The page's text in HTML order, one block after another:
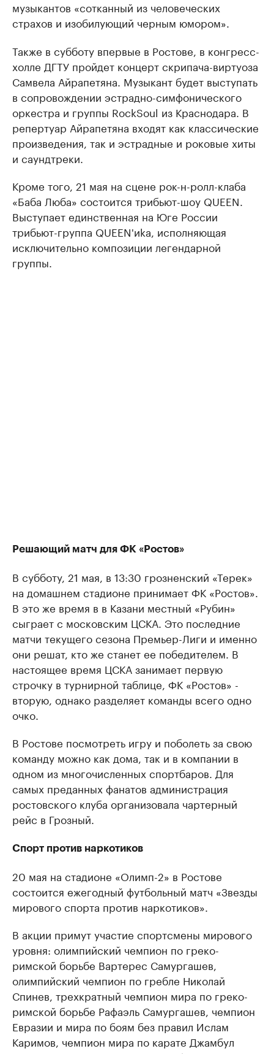
музыкантов «сотканный из человеческих
страхов и изобилующий черным юмором».
Также в субботу впервые в Ростове, в конгресс-
холле ДГТУ пройдет концерт скрипача-виртуоза
Самвела Айрапетяна. Музыкант будет выступать
в сопровождении эстрадно-симфонического
оркестра и группы RockSoul из Краснодара. В
репертуар Айрапетяна входят как классические
произведения, так и эстрадные и роковые хиты
и саундтреки.
Кроме того, 21 мая на сцене рок-н-ролл-клаба
«Баба Люба» состоится трибьют-шоу QUEEN.
Выступает единственная на Юге России
трибьют-группа QUEEN'иkа, исполняющая
исключительно композиции легендарной
группы.
Решающий матч для ФК «Ростов»
В субботу, 21 мая, в 13:30 грозненский «Терек»
на домашнем стадионе принимает ФК «Ростов».
В это же время в в Казани местный «Рубин»
сыграет с московским ЦСКА. Это последние
матчи текущего сезона Премьер-Лиги и именно
они решат, кто же станет ее победителем. В
настоящее время ЦСКА занимает первую
строчку в турнирной таблице, ФК «Ростов» -
вторую, однако разделяет команды всего одно
очко.
В Ростове посмотреть игру и поболеть за свою
команду можно как дома, так и в компании в
одном из многочисленных спортбаров. Для
самых преданных фанатов администрация
ростовского клуба организовала чартерный
рейс в Грозный.
Спорт против наркотиков
20 мая на стадионе «Олимп-2» в Ростове
состоится ежегодный футбольный матч «Звезды
мирового спорта против наркотиков».
В акции примут участие спортсмены мирового
уровня: олимпийский чемпион по греко-
римской борьбе Вартерес Самургашев,
олимпийский чемпион по гребле Николай
Спинев, трехкратный чемпион мира по греко-
римской борьбе Рафаэль Самургашев, чемпион
Евразии и мира по боям без правил Ислам
Каримов, чемпион мира по карате Джамбул